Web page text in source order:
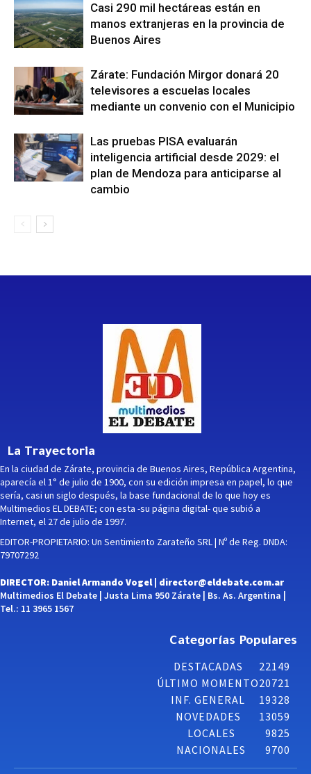
Casi 290 mil hectáreas están en
manos extranjeras en la provincia de
Buenos Aires
Zárate: Fundación Mirgor donará 20
televisores a escuelas locales
mediante un convenio con el Municipio
Las pruebas PISA evaluarán
inteligencia artificial desde 2029: el
plan de Mendoza para anticiparse al
cambio
La Trayectoria
En la ciudad de Zárate, provincia de Buenos Aires, República Argentina,
aparecía el 1° de julio de 1900, con su edición impresa en papel, lo que
sería, casi un siglo después, la base fundacional de lo que hoy es
Multimedios EL DEBATE; con esta -su página digital- que subió a
Internet, el 27 de julio de 1997.
EDITOR-PROPIETARIO: Un Sentimiento Zarateño SRL | Nº de Reg. DNDA:
79707292
DIRECTOR: Daniel Armando Vogel | director@eldebate.com.ar
Multimedios El Debate | Justa Lima 950 Zárate | Bs. As. Argentina |
Tel.: 11 3965 1567
Categorías Populares
DESTACADAS
22149
ÚLTIMO MOMENTO20721
INF. GENERAL
19328
NOVEDADES
13059
LOCALES
9825
NACIONALES
9700